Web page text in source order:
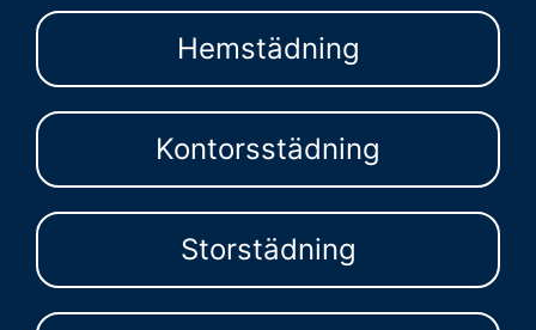
Hemstädning
Kontorsstädning
Storstädning